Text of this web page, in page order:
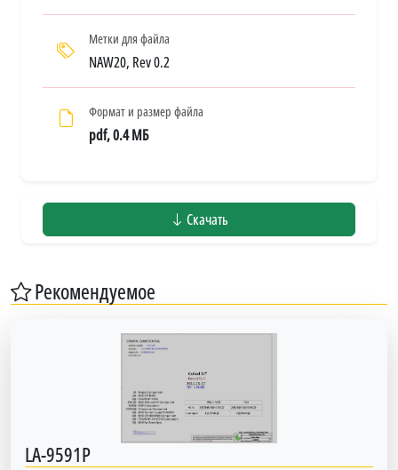
Метки для файла
NAW20, Rev 0.2
Формат и размер файла
pdf, 0.4 МБ
Скачать
Рекомендуемое
LA-9591P